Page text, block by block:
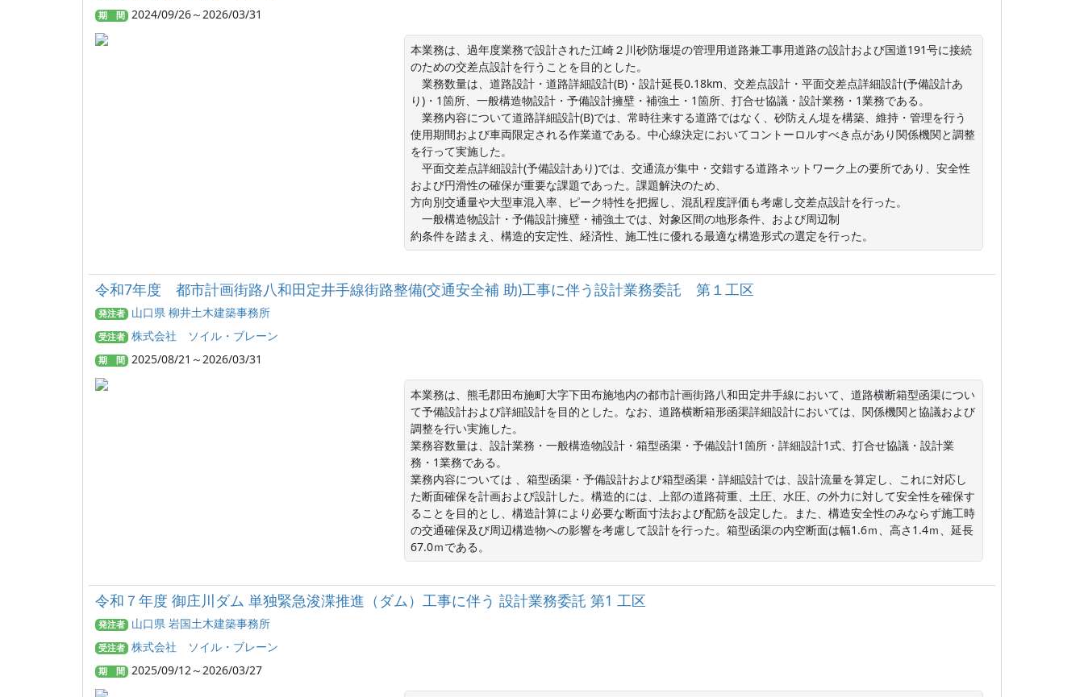
期 間 2024/09/26～2026/03/31
本業務は、過年度業務で設計された江崎２川砂防堰堤の管理用道路兼工事用道路の設計および国道191号に接続
のための交差点設計を行うことを目的とした。
業務数量は、道路設計・道路詳細設計(B)・設計延長0.18km、交差点設計・平面交差点詳細設計(予備設計あ
り)・1箇所、一般構造物設計・予備設計擁壁・補強土・1箇所、打合せ協議・設計業務・1業務である。
業務内容について道路詳細設計(B)では、常時往来する道路ではなく、砂防えん堤を構築、維持・管理を行う
使用期間および車両限定される作業道である。中心線決定においてコントーロルすべき点があり関係機関と調整
を行って実施した。
平面交差点詳細設計(予備設計あり)では、交通流が集中・交錯する道路ネットワーク上の要所であり、安全性
および円滑性の確保が重要な課題であった。課題解決のため、
方向別交通量や大型車混入率、ピーク特性を把握し、混乱程度評価も考慮し交差点設計を行った。
一般構造物設計・予備設計擁壁・補強土では、対象区間の地形条件、および周辺制
令和7年度 都市計画街路八和田定井手線街路整備(交通安全補 助)工事に伴う設計業務委託 第１工区
発注者 山口県 柳井土木建築事務所
受注者 株式会社 ソイル・ブレーン
期 間 2025/08/21～2026/03/31
本業務は、熊毛郡田布施町大字下田布施地内の都市計画街路八和田定井手線において、道路横断箱型函渠につい
て予備設計および詳細設計を目的とした。なお、道路横断箱形函渠詳細設計においては、関係機関と協議および
調整を行い実施した。
業務容数量は、設計業務・一般構造物設計・箱型函渠・予備設計1箇所・詳細設計1式、打合せ協議・設計業
務・1業務である。
業務内容については 、箱型函渠・予備設計および箱型函渠・詳細設計では、設計流量を算定し、これに対応し
た断面確保を計画および設計した。構造的には、上部の道路荷重、土圧、水圧、の外力に対して安全性を確保す
ることを目的とし、構造計算により必要な断面寸法および配筋を設定した。また、構造安全性のみならず施工時
の交通確保及び周辺構造物への影響を考慮して設計を行った。箱型函渠の内空断面は幅1.6ｍ、高さ1.4ｍ、延長
令和７年度 御庄川ダム 単独緊急浚渫推進（ダム）工事に伴う 設計業務委託 第1 工区
発注者 山口県 岩国土木建築事務所
受注者 株式会社 ソイル・ブレーン
期 間 2025/09/12～2026/03/27